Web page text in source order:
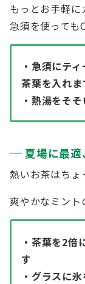
もっとお手軽に
急須を使っても
・急須にテ
茶葉を入れま
・熱湯をそ
夏場に最
熱いお茶はちょ
爽やかなミント
・茶葉を2倍
す
・グラスに